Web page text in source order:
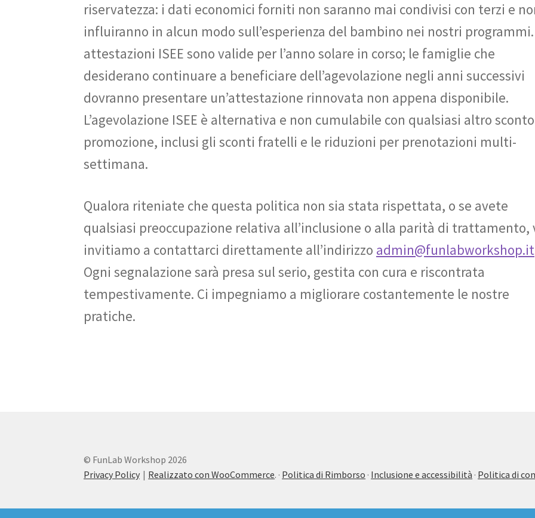
riservatezza: i dati economici forniti non saranno mai condivisi con terzi e
influiranno in alcun modo sull’esperienza del bambino nei nostri programmi.
attestazioni ISEE sono valide per l’anno solare in corso; le famiglie che
desiderano continuare a beneficiare dell’agevolazione negli anni successivi
dovranno presentare un’attestazione rinnovata non appena disponibile.
L’agevolazione ISEE è alternativa e non cumulabile con qualsiasi altro
promozione, inclusi gli sconti fratelli e le riduzioni per prenotazioni multi-
settimana.
Qualora riteniate che questa politica non sia stata rispettata, o se avete
qualsiasi preoccupazione relativa all’inclusione o alla parità di trattamento,
invitiamo a contattarci direttamente all’indirizzo admin@funlabworkshop.it
Ogni segnalazione sarà presa sul serio, gestita con cura e riscontrata
tempestivamente. Ci impegniamo a migliorare costantemente le nostre
pratiche.
© FunLab Workshop 2026
Privacy Policy
Realizzato con WooCommerce. · Politica di Rimborso · Inclusione e accessibilità · Politica di